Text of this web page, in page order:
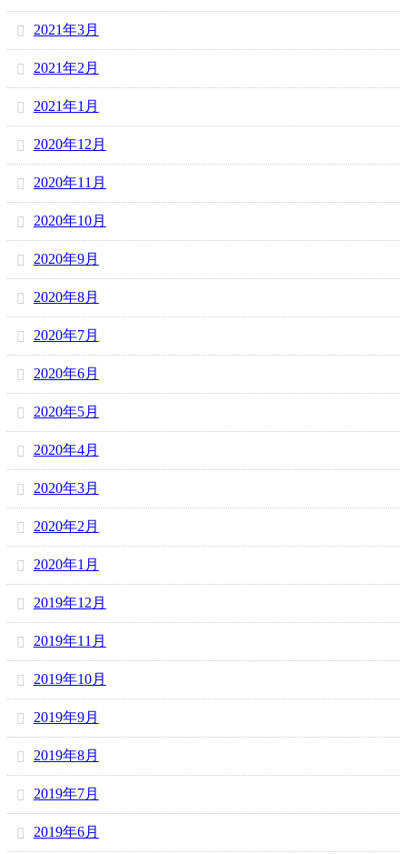
2021年3月
2021年2月
2021年1月
2020年12月
2020年11月
2020年10月
2020年9月
2020年8月
2020年7月
2020年6月
2020年5月
2020年4月
2020年3月
2020年2月
2020年1月
2019年12月
2019年11月
2019年10月
2019年9月
2019年8月
2019年7月
2019年6月